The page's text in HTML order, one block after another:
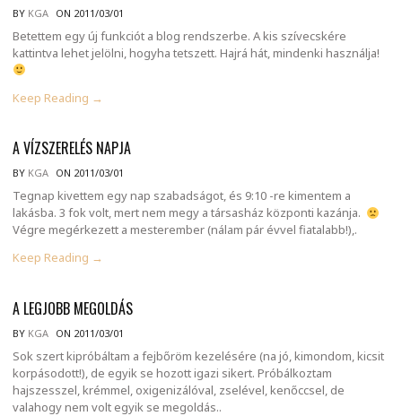
BY KGA ON 2011/03/01
Betettem egy új funkciót a blog rendszerbe. A kis szívecskére
kattintva lehet jelölni, hogyha tetszett. Hajrá hát, mindenki használja!
Keep Reading →
A VÍZSZERELÉS NAPJA
BY KGA ON 2011/03/01
Tegnap kivettem egy nap szabadságot, és 9:10 -re kimentem a
lakásba. 3 fok volt, mert nem megy a társasház központi kazánja.
Végre megérkezett a mesterember (nálam pár évvel fiatalabb!),.
Keep Reading →
A LEGJOBB MEGOLDÁS
BY KGA ON 2011/03/01
Sok szert kipróbáltam a fejbőröm kezelésére (na jó, kimondom, kicsit
korpásodott!), de egyik se hozott igazi sikert. Próbálkoztam
hajszesszel, krémmel, oxigenizálóval, zselével, kenőccsel, de
valahogy nem volt egyik se megoldás..